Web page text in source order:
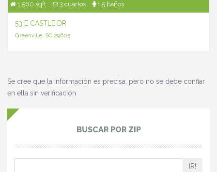
1,560 sqft 3 cuartos 1.5 baños
53 E CASTLE DR
Greenville, SC 29605
Se cree que la información es precisa, pero no se debe confiar
en ella sin verificación
BUSCAR POR ZIP
IR!